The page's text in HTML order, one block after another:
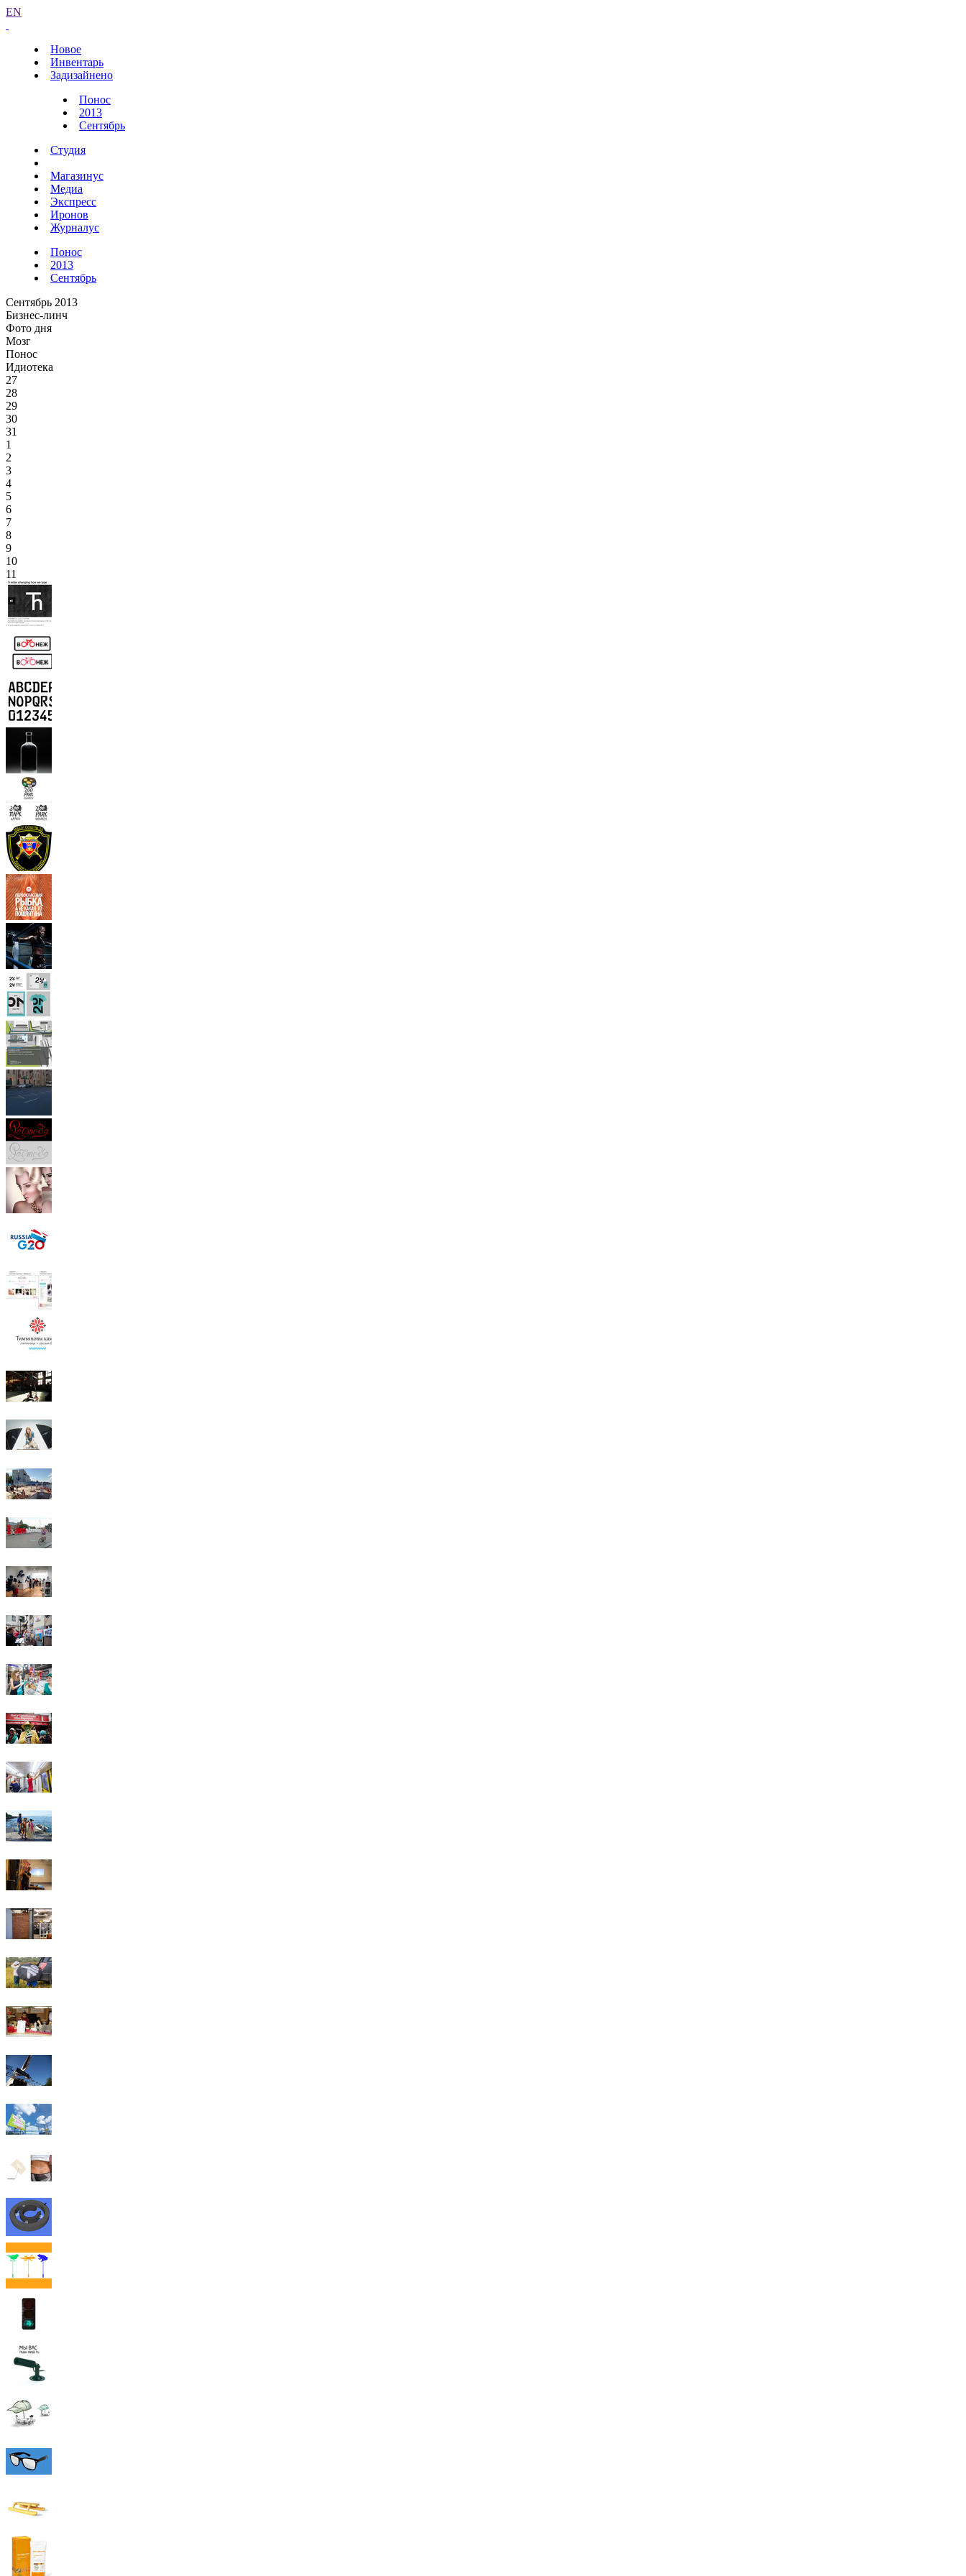
EN
Новое
Инвентарь
Задизайнено
Понос
2013
Сентябрь
Студия
Магазинус
Медиа
Экспресс
Иронов
Журналус
Понос
2013
Сентябрь
Сентябрь 2013
Бизнес-линч
Фото дня
Мозг
Понос
Идиотека
27
28
29
30
31
1
2
3
4
5
6
7
8
9
10
11